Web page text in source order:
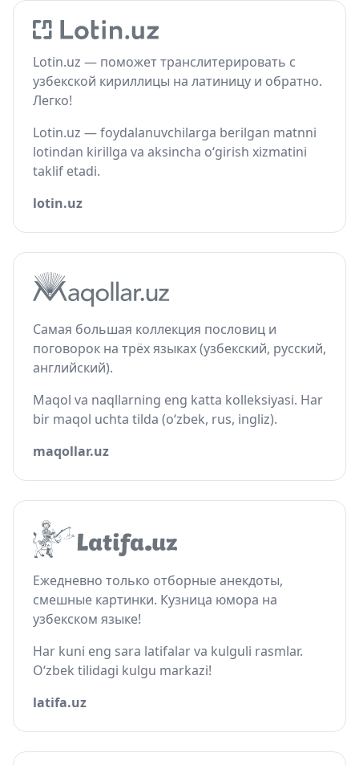
Lotin.uz — поможет транслитерировать с
узбекской кириллицы на латиницу и обратно.
Легко!
Lotin.uz — foydalanuvchilarga berilgan matnni
lotindan kirillga va aksincha o‘girish xizmatini
taklif etadi.
lotin.uz
Самая большая коллекция пословиц и
поговорок на трёх языках (узбекский, русский,
английский).
Maqol va naqllarning eng katta kolleksiyasi. Har
bir maqol uchta tilda (o‘zbek, rus, ingliz).
maqollar.uz
Ежедневно только отборные анекдоты,
смешные картинки. Кузница юмора на
узбекском языке!
Har kuni eng sara latifalar va kulguli rasmlar.
O‘zbek tilidagi kulgu markazi!
latifa.uz